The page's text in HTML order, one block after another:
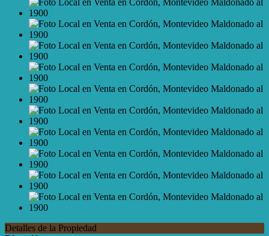
Detalles de la Propiedad